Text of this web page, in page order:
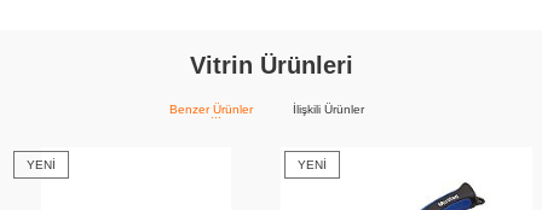
Vitrin Ürünleri
Benzer Ürünler İlişkili Ürünler
YENI YENI